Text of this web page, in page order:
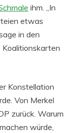
ihm. „In
etwas
in den
Koalitionskarten
Konstellation
Von Merkel
zurück. Warum
würde,